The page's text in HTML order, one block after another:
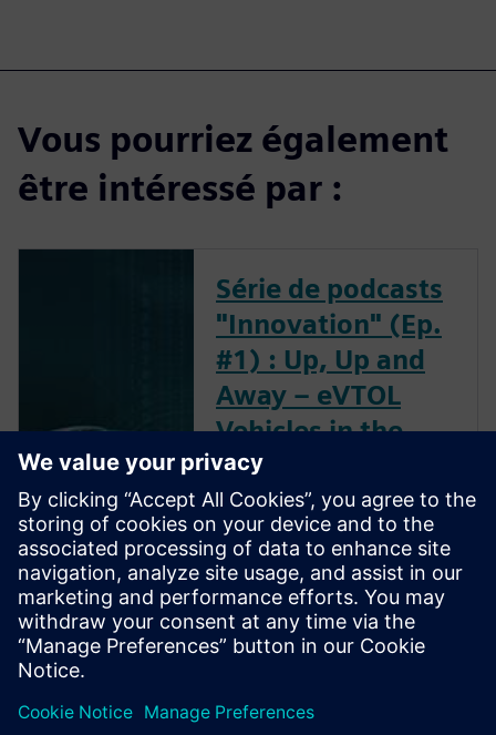
Vous pourriez également
être intéressé par :
Série de podcasts
"Innovation" (Ep.
#1) : Up, Up and
Away – eVTOL
Vehicles in the
Age of Digital
Transformation
Le podcast "Siemens Talking
Aerospace Today" est consacré
à l'innovation et au
développement du numérique
dans le secteur A&D, et plus
eVTOL.